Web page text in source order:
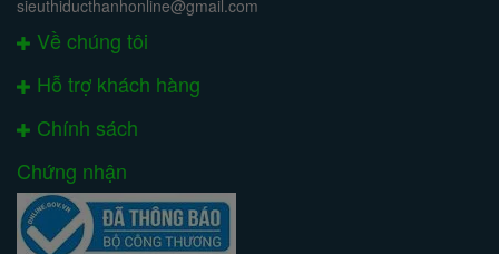
sieuthiducthanhonline@gmail.com
Về chúng tôi
Hỗ trợ khách hàng
Chính sách
Chứng nhận